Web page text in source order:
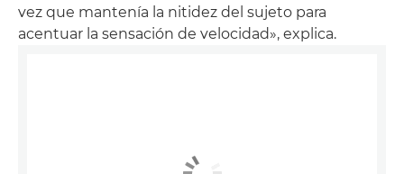
vez que mantenía la nitidez del sujeto para
acentuar la sensación de velocidad», explica.